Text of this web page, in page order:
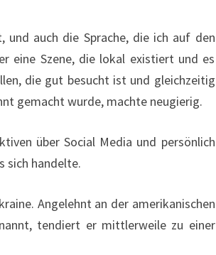
auch die Sprache, die ich auf den
eine Szene, die lokal existiert und es
die gut besucht ist und gleichzeitig
gemacht wurde, machte neugierig.
über Social Media und persönlich
sich handelte.
Angelehnt an der amerikanischen
tendiert er mittlerweile zu einer